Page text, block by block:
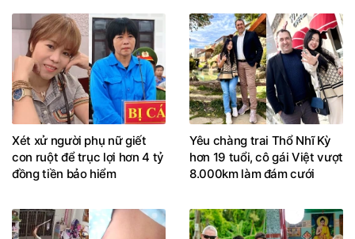
Xét xử người phụ nữ giết
con ruột để trục lợi hơn 4 tỷ
đồng tiền bảo hiểm
Yêu chàng trai Thổ Nhĩ Kỳ
hơn 19 tuổi, cô gái Việt vượt
8.000km làm đám cưới